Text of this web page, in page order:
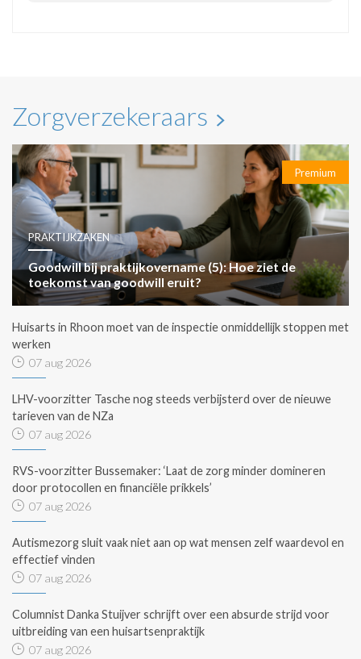
Zorgverzekeraars
Premium
PRAKTIJKZAKEN
Goodwill bij praktijkovername (5): Hoe ziet de
toekomst van goodwill eruit?
Huisarts in Rhoon moet van de inspectie onmiddellijk stoppen met
werken
07 aug 2026
LHV-voorzitter Tasche nog steeds verbijsterd over de nieuwe
tarieven van de NZa
07 aug 2026
RVS-voorzitter Bussemaker: ‘Laat de zorg minder domineren
door protocollen en financiële prikkels’
07 aug 2026
Autismezorg sluit vaak niet aan op wat mensen zelf waardevol en
effectief vinden
07 aug 2026
Columnist Danka Stuijver schrijft over een absurde strijd voor
uitbreiding van een huisartsenpraktijk
07 aug 2026